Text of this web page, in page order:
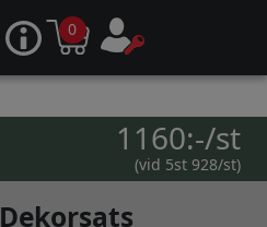
0
1160:-/st
(vid 5st 928/st)
Dekorsats